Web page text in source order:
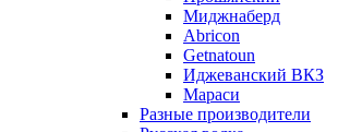
Миджнаберд
Abricon
Getnatoun
Иджеванский ВКЗ
Мараси
Разные производители